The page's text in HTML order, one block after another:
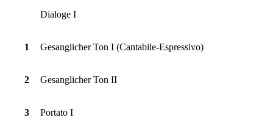
Dialoge I
1 Gesanglicher Ton I (Cantabile-Espressivo)
2 Gesanglicher Ton II
3 Portato I